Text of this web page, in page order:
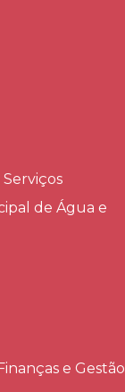
de Água e
e Gestão